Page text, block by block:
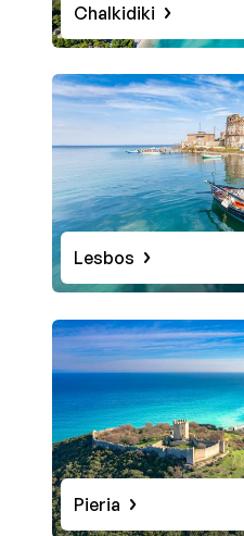
Chalkidiki
Lesbos
Pieria